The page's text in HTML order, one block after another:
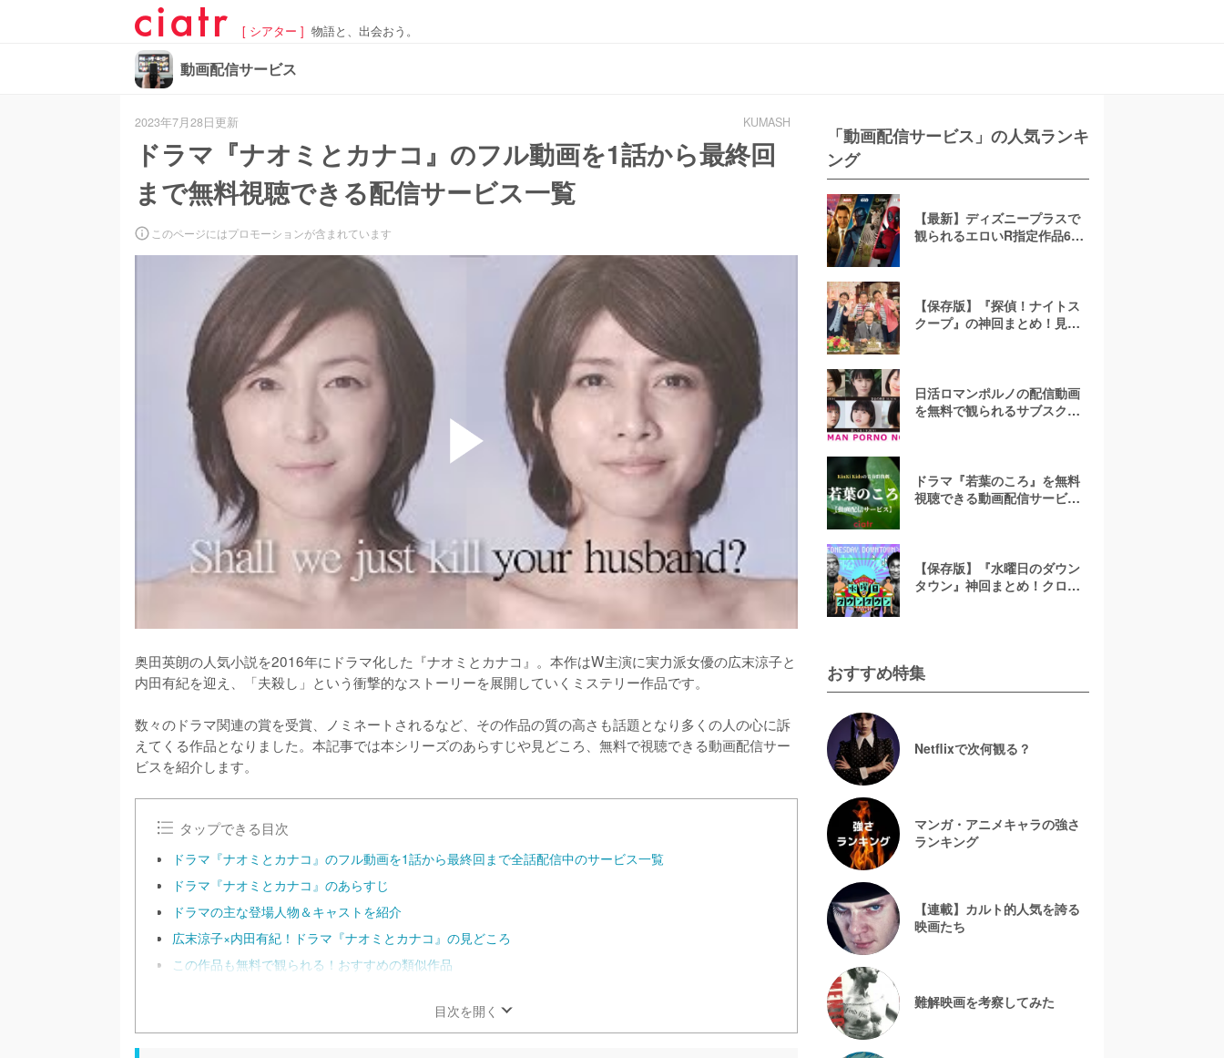
[ シアター ] 物語と、出会おう。
動画配信サービス
2023年7月28日更新 KUMASH
ドラマ『ナオミとカナコ』のフル動画を1話から最終回
まで無料視聴できる配信サービス一覧
このページにはプロモーションが含まれています
奥田英朗の人気小説を2016年にドラマ化した『ナオミとカナコ』。本作はW主演に実力派女優の広末涼子と
内田有紀を迎え、「夫殺し」という衝撃的なストーリーを展開していくミステリー作品です。
数々のドラマ関連の賞を受賞、ノミネートされるなど、その作品の質の高さも話題となり多くの人の心に訴
えてくる作品となりました。本記事では本シリーズのあらすじや見どころ、無料で視聴できる動画配信サー
ビスを紹介します。
タップできる目次
ドラマ『ナオミとカナコ』のフル動画を1話から最終回まで全話配信中のサービス一覧
ドラマ『ナオミとカナコ』のあらすじ
ドラマの主な登場人物＆キャストを紹介
広末涼子×内田有紀！ドラマ『ナオミとカナコ』の見どころ
この作品も無料で観られる！おすすめの類似作品
目次を開く
「動画配信サービス」の人気ランキ
ング
【最新】ディズニープラスで
観られるエロいR指定作品6
【保存版】『探偵！ナイトス
クープ』の神回まとめ！見逃
ンキング
日活ロマンポルノの配信動画
を無料で観られるサブスクま
ドラマ『若葉のころ』を無料
視聴できる動画配信サービス
【保存版】『水曜日のダウン
タウン』神回まとめ！クロち
おすすめ特集
Netflixで次何観る？
マンガ・アニメキャラの強さ
ランキング
【連載】カルト的人気を誇る
映画たち
難解映画を考察してみた